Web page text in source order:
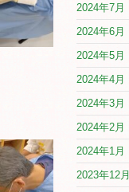
2024年7月
2024年6月
2024年5月
2024年4月
2024年3月
2024年2月
2024年1月
2023年12月